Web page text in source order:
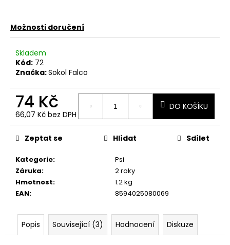
Možnosti doručení
Skladem
Kód: 72
Značka:Sokol Falco
74 Kč
66,07 Kč bez DPH
Měrná
cena:
DO KOŠÍKU
Kategorie:
Psi
Záruka:
2 roky
Hmotnost:
1.2 kg
EAN: 8594025080069
Zeptat se Hlídat Sdílet
Popis Související (3) Hodnocení Diskuze
r
u
č
u
m